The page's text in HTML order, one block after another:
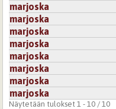
marjoska
marjoska
marjoska
marjoska
marjoska
marjoska
marjoska
marjoska
Näytetään tulokset 1 - 10 / 10